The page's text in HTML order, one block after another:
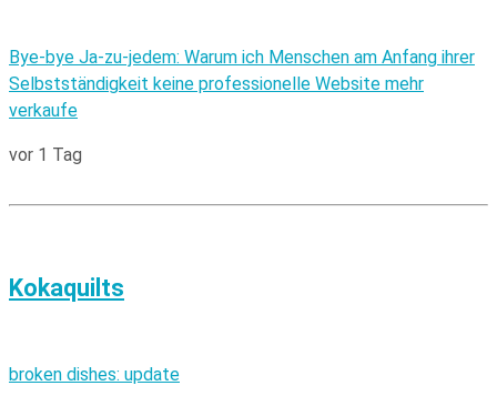
Bye-bye Ja-zu-jedem: Warum ich Menschen am Anfang ihrer
Selbstständigkeit keine professionelle Website mehr
verkaufe
vor 1 Tag
Kokaquilts
broken dishes: update